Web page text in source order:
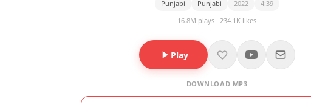
Punjabi Punjabi 2022
4:39
16.8M plays · 234.1K likes
Play
DOWNLOAD MP3